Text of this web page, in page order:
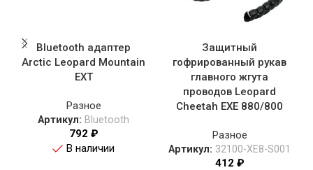
Bluetooth адаптер
Arctic Leopard Mountain
EXT
Разное
Артикул: Bluetooth
792 ₽
В наличии
Защитный
гофрированный рукав
главного жгута
проводов Leopard
Cheetah EXE 880/800
Разное
Артикул: 32100-XE8-S001
412 ₽